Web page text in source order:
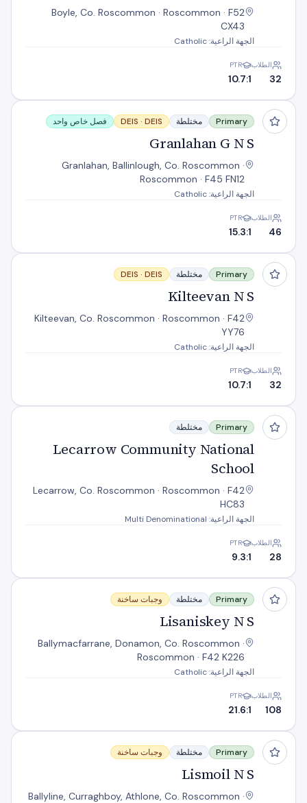
Boyle, Co. Roscommon · Roscommon · F52
CX43
الجهة الراعية: Catholic
الطلاب
32
PTR
10.7:1
Granlahan G N S
Primary مختلطة DEIS · DEIS فصل خاص واحد
Granlahan G N S
Granlahan, Ballinlough, Co. Roscommon ·
Roscommon · F45 FN12
الجهة الراعية: Catholic
الطلاب
46
PTR
15.3:1
Kilteevan N S
Primary مختلطة DEIS · DEIS
Kilteevan N S
Kilteevan, Co. Roscommon · Roscommon · F42
YY76
الجهة الراعية: Catholic
الطلاب
32
PTR
10.7:1
Lecarrow Community National School
Primary مختلطة
Lecarrow Community National
School
Lecarrow, Co. Roscommon · Roscommon · F42
HC83
الجهة الراعية: Multi Denominational
الطلاب
28
PTR
9.3:1
Lisaniskey N S
Primary مختلطة وجبات ساخنة
Lisaniskey N S
Ballymacfarrane, Donamon, Co. Roscommon ·
Roscommon · F42 K226
الجهة الراعية: Catholic
الطلاب
108
PTR
21.6:1
Lismoil N S
Primary مختلطة وجبات ساخنة
Lismoil N S
Ballyline, Curraghboy, Athlone, Co. Roscommon ·